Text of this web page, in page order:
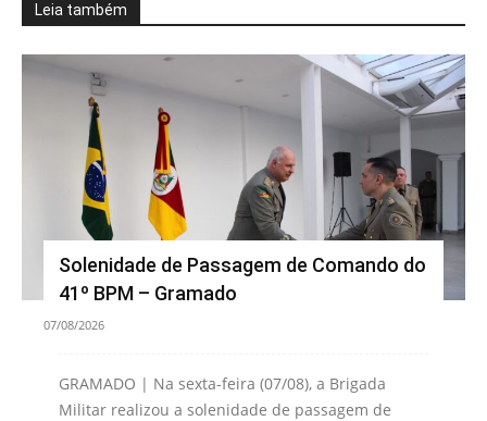
Leia também
Solenidade de Passagem de Comando do
41º BPM – Gramado
07/08/2026
GRAMADO | Na sexta-feira (07/08), a Brigada
Militar realizou a solenidade de passagem de